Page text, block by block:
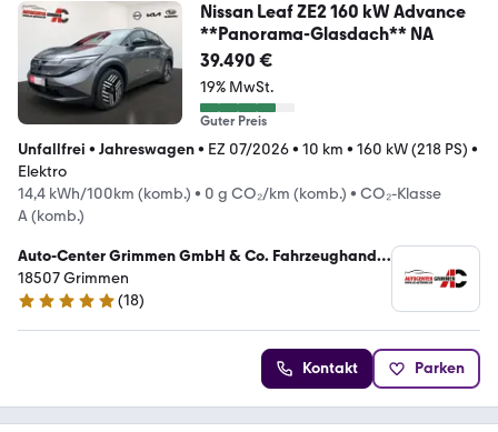
Nissan Leaf ZE2 160 kW Advance
**Panorama-Glasdach** NA
39.490 €
19% MwSt.
Guter Preis
Unfallfrei • Jahreswagen• EZ 07/2026• 10 km • 160 kW (218 PS) •
Elektro
14,4 kWh/100km (komb.) • 0 g CO₂/km (komb.) • CO₂-Klasse
A (komb.)
Auto-Center Grimmen GmbH & Co. Fahrzeughandel
KG
18507 Grimmen
5 Sterne
(18)
Kontakt Parken